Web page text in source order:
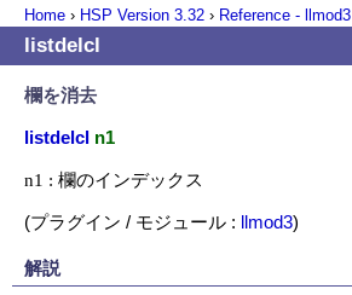
Home › HSP Version 3.32 › Reference - llmod3
listdelcl
欄を消去
listdelcl n1
n1 : 欄のインデックス
(プラグイン / モジュール : llmod3)
解説